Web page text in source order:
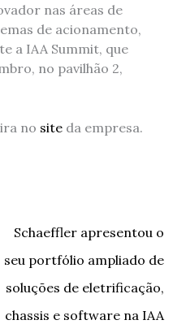
nas áreas de
de acionamento,
a IAA Summit, que
no pavilhão 2,
no siteda empresa.
Schaeffler apresentou o
seu portfólio ampliado de
soluções de eletrificação,
chassis e software na IAA